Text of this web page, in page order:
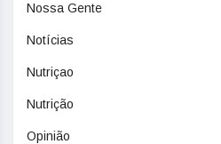
Nossa Gente
Notícias
Nutriçao
Nutrição
Opinião